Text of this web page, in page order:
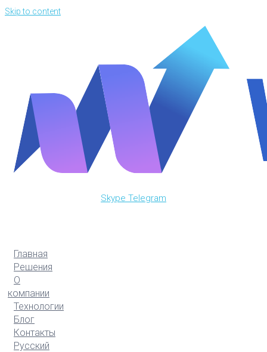
Skip to content
Skype Telegram
Главная
Решения
О
компании
Технологии
Блог
Контакты
Русский